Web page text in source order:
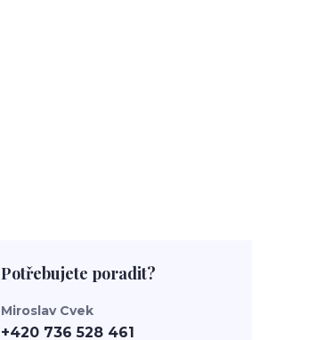
Potřebujete poradit?
Miroslav Cvek
+420 736 528 461